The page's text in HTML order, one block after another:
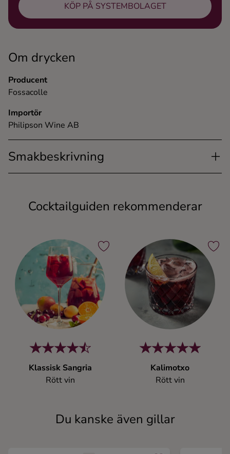
Om drycken
Producent
Fossacolle
Importör
Philipson Wine AB
Smakbeskrivning
KÖP PÅ SYSTEMBOLAGET
Cocktailguiden rekommenderar
Klassisk Sangria
Rött vin
Kalimotxo
Rött vin
Du kanske även gillar